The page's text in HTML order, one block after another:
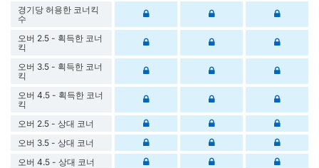
경기당 허용한 코너킥
수
오버 2.5 - 획득한 코너
킥
오버 3.5 - 획득한 코너
킥
오버 4.5 - 획득한 코너
킥
오버 2.5 - 상대 코너
오버 3.5 - 상대 코너
오버 4.5 - 상대 코너